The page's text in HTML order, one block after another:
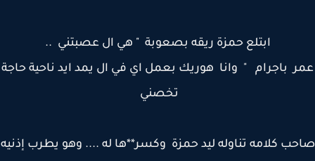
ابتلع حمزة ريقه بصعوبة " هي ال عصبتني ..
باجرام " وانا هوريك بعمل اي في ال يمد ايد ناحية حاجة
تخصني
كلامه تناوله ليد حمزة وكسر**ها له .... وهو يطرب إذنيه